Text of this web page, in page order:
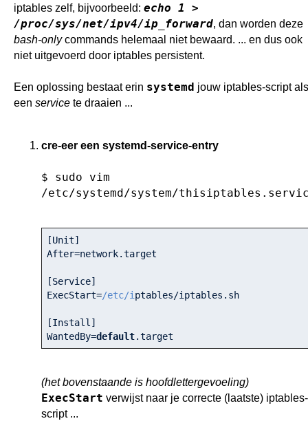
iptables zelf, bijvoorbeeld: echo 1 >
/proc/sys/net/ipv4/ip_forward, dan worden deze
bash-onlycommands helemaal niet bewaard. ... en dus ook
niet uitgevoerd door iptables persistent.
Een oplossing bestaat erin systemd jouw iptables-script als
een service te draaien ...
cre-eer een systemd-service-entry
$ sudo vim
/etc/systemd/system/
[Unit]
After=network.target
[Service]
ExecStart=/etc/i ptables/iptables.sh
[Install]
WantedBy=default.target
(het bovenstaande is hoofdlettergevoeling)
ExecStart verwijst naar je correcte (laatste) iptables-
script ...